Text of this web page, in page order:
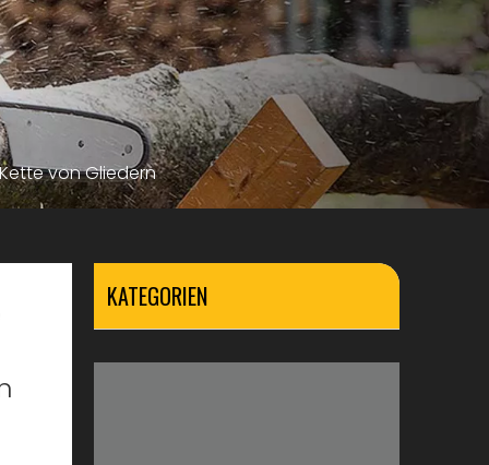
von Gliedern
KATEGORIEN